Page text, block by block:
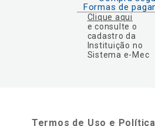
Formas de
Clique aqui
e consulte o
cadastro da
Instituição no
Sistema e-Mec
Termos de Uso e